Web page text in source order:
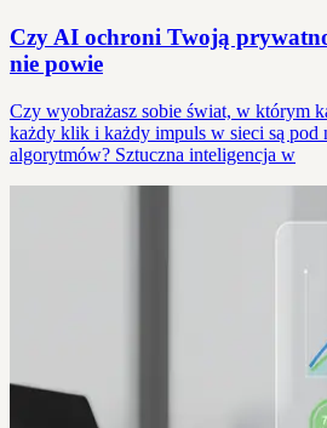
Czy AI ochroni Twoją
nie powie
Czy wyobrażasz sobie świat, w którym
każdy klik i każdy impuls w sieci są pod
algorytmów? Sztuczna inteligencja w